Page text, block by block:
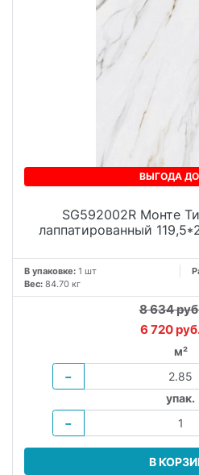
ВЫГОДА ДО
SG592002R Монте
лаппатированный
В упаковке: 1 шт
Вес: 84.70 кг
8 634
6 720
м²
−
упак.
−
В